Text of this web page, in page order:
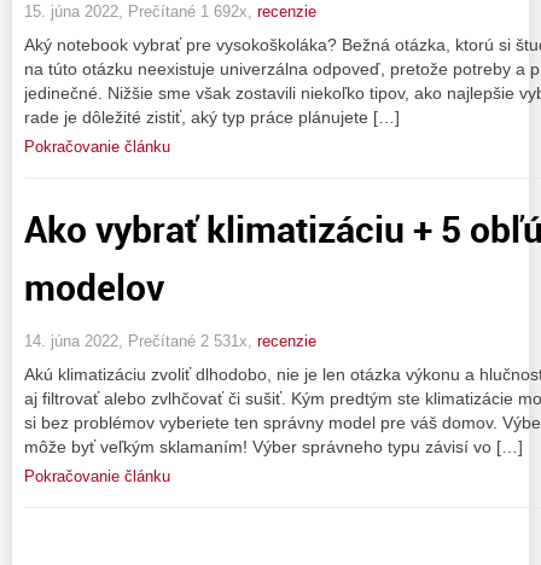
15. júna 2022, Prečítané 1 692x, recenzie
Aký notebook vybrať pre vysokoškoláka? Bežná otázka, ktorú si
na túto otázku neexistuje univerzálna odpoveď, pretože potreby a
jedinečné. Nižšie sme však zostavili niekoľko tipov, ako najlepšie
rade je dôležité zistiť, aký typ práce plánujete […]
Pokračovanie článku
Ako vybrať klimatizáciu + 5
modelov
14. júna 2022, Prečítané 2 531x, recenzie
Akú klimatizáciu zvoliť dlhodobo, nie je len otázka výkonu a
aj filtrovať alebo zvlhčovať či sušiť. Kým predtým ste klimatizácie
si bez problémov vyberiete ten správny model pre váš domov.
môže byť veľkým sklamaním! Výber správneho typu závisí vo […]
Pokračovanie článku